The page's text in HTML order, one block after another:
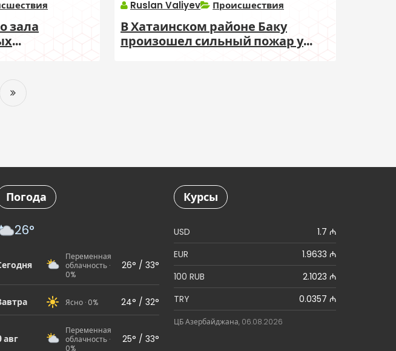
зала
Ruslan Valiyev Происшествия
В Хатаинском районе Баку
произошел сильный пожар у
Погода
26°
Переменная
облачность ·
0%
26° / 33°
Ясно · 0% 24° / 32°
авг
Переменная
облачность ·
0%
25° / 33°
Курсы
USD
1.7 ₼
EUR
1.9633 ₼
100 RUB
2.1023 ₼
TRY
0.0357 ₼
ЦБ Азербайджана, 06.08.2026